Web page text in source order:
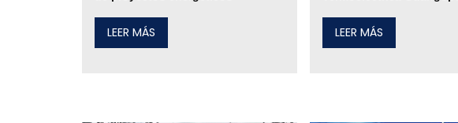
LEER MÁS LEER MÁS